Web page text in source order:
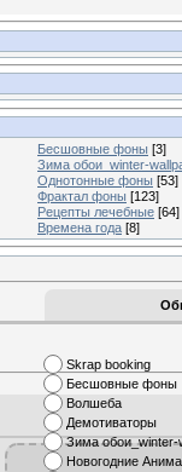
Бесшовные фоны [3]
Зима обои_winter-
Однотонные фоны [53]
Фрактал фоны [123]
Рецепты лечебные [64]
Времена года [8]
Skrap booking
Бесшовные фоны
Волшеба
Демотиваторы
Зима обои_winter-
Новогодние